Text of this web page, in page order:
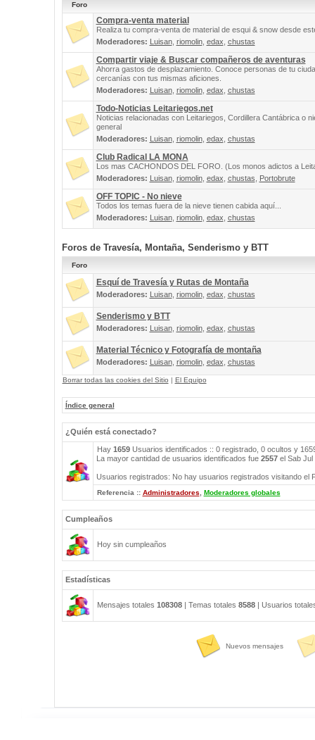
Foro
Compra-venta material
Realiza tu compra-venta de material de esqui & snow desde
Moderadores: Luisan, riomolin, edax chustas
Compartir viaje & Buscar compañeros de aventuras
Ahorra gastos de desplazamiento. Conoce personas de tu
cercanías con tus mismas aficiones.
Moderadores: Luisan, riomolin, edax chustas
Todo-Noticias Leitariegos.net
Noticias relacionadas con Leitariegos, Cordillera Cantábrica o
general
Moderadores: Luisan, riomolin, edax chustas
Club Radical LA MONA
Los mas CACHONDOS DEL FORO. (Los monos adictos a
Moderadores: Luisan, riomolin, edax chustas Portobrute
OFF TOPIC - No nieve
Todos los temas fuera de la nieve tienen cabida aquí...
Moderadores: Luisan, riomolin, edax chustas
Foros de Travesía, Montaña, Senderismo y BTT
Foro
Esquí de Travesía y Rutas de Montaña
Moderadores: Luisan, riomolin, edax chustas
Senderismo y BTT
Moderadores: Luisan, riomolin, edax chustas
Material Técnico y Fotografía de montaña
Moderadores: Luisan, riomolin, edax chustas
Borrar todas las cookies del Sitio | El Equipo
Índice general
¿Quién está conectado?
Hay 1659Usuarios identificados :: 0 registrado, 0 ocultos y
La mayor cantidad de usuarios identificados fue 2557el Sab Jul
Usuarios registrados: No hay usuarios registrados visitando el
Referencia :: Administradores Moderadores globales
Cumpleaños
Hoy sin cumpleaños
Estadísticas
Mensajes totales 108308| Temas totales 8588| Usuarios
Nuevos mensajes